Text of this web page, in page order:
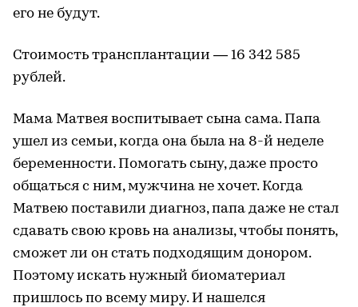
его не будут.
Стоимость трансплантации — 16 342 585
рублей.
Мама Матвея воспитывает сына сама. Папа
ушел из семьи, когда она была на 8-й неделе
беременности. Помогать сыну, даже просто
общаться с ним, мужчина не хочет. Когда
Матвею поставили диагноз, папа даже не стал
сдавать свою кровь на анализы, чтобы понять,
сможет ли он стать подходящим донором.
Поэтому искать нужный биоматериал
пришлось по всему миру. И нашелся